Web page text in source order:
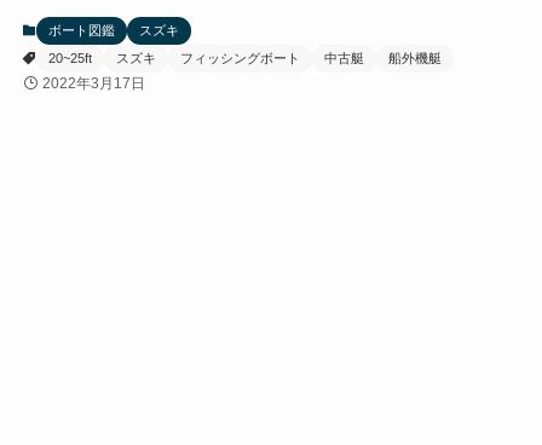
ボート図鑑
スズキ
20~25ft
スズキ フィッシングボート 中古艇 船外機艇
2022年3月17日